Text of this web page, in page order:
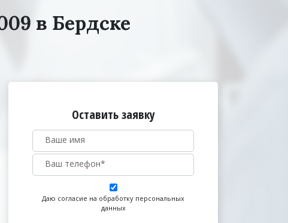
в Бердске
Оставить заявку
Даю согласие на обработку персональных
данных